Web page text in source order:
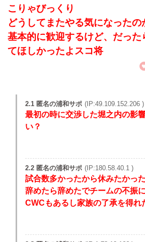
こりゃびっくり
どうしてまたやる気になったの
基本的に歓迎するけど、だった
てほしかったよスコ将
2.1 匿名の浦和サポ (IP:49.109.152.206 )
最初の時に交渉した堀之内の影
い？
2.2 匿名の浦和サポ (IP:180.58.40.1 )
試合数多かったから休みたかっ
辞めたら辞めたでチームの不振
CWCもあるし家族の了承を得れ